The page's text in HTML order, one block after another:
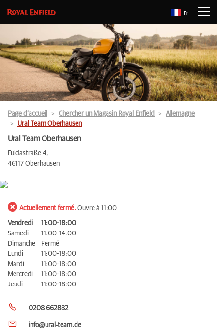
Fr
Page d’accueil Chercher un Magasin Royal Enfield
Allemagne
Ural Team Oberhausen
Ural Team Oberhausen
Fuldastraße 4,
46117 Oberhausen
Actuellement fermé. Ouvre à 11:00
Vendredi
11:00-18:00
Samedi
11:00-14:00
Dimanche
Fermé
Lundi
11:00-18:00
Mardi
11:00-18:00
Mercredi
11:00-18:00
Jeudi
11:00-18:00
0208 662882
info@ural-team.de